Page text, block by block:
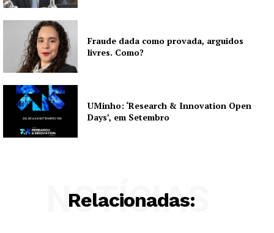
Fraude dada como provada, arguidos
livres. Como?
UMinho: ‘Research & Innovation Open
Days’, em Setembro
Relacionadas:
NOTÍCIAS